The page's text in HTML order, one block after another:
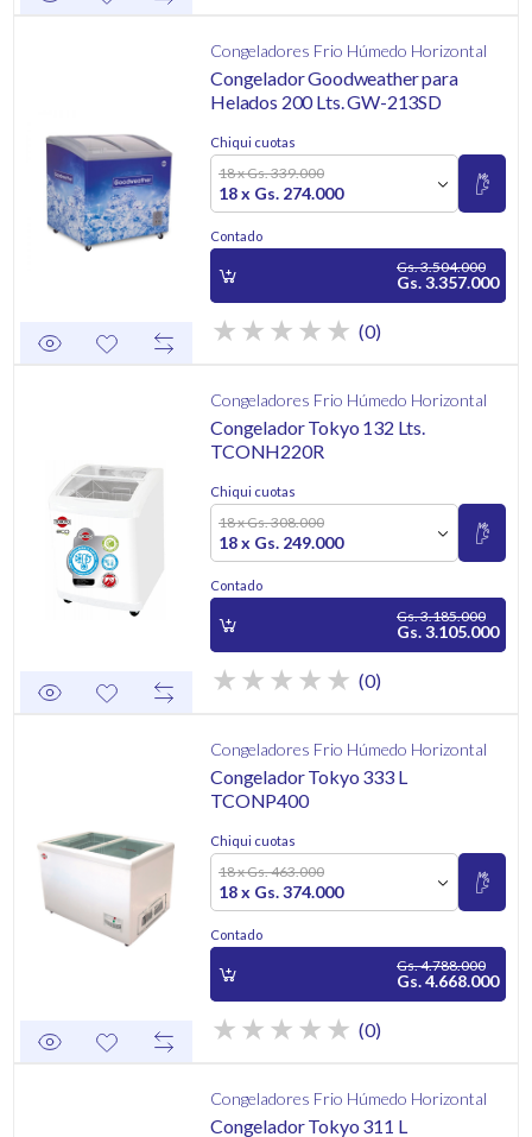
Congeladores Frio Húmedo Horizontal
Congelador Goodweather para
Helados 200 Lts. GW-213SD
Chiqui cuotas
18 x Gs. 339.000
18 x Gs. 274.000
Contado
Gs. 3.504.000
Gs. 3.357.000
(0)
Congeladores Frio Húmedo Horizontal
Congelador Tokyo 132 Lts.
TCONH220R
Chiqui cuotas
18 x Gs. 308.000
18 x Gs. 249.000
Contado
Gs. 3.185.000
Gs. 3.105.000
(0)
Congeladores Frio Húmedo Horizontal
Congelador Tokyo 333 L
TCONP400
Chiqui cuotas
18 x Gs. 463.000
18 x Gs. 374.000
Contado
Gs. 4.788.000
Gs. 4.668.000
(0)
Congeladores Frio Húmedo Horizontal
Congelador Tokyo 311 L